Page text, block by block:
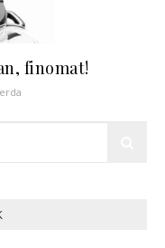
finomat!